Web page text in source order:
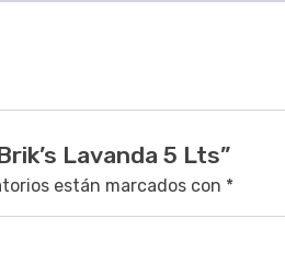
Lavanda 5 Lts”
están marcados con *